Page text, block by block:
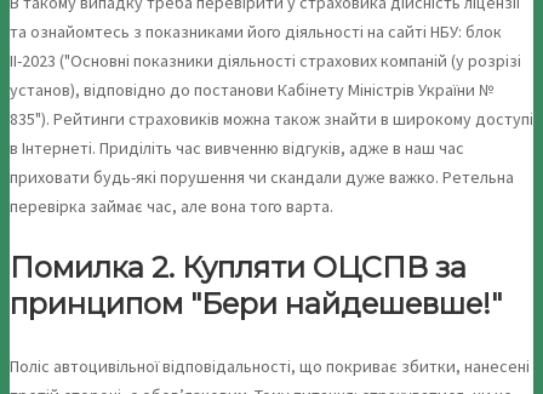
та ознайомтесь з показниками його діяльності на сайті НБУ: блок
ІІ-2023 ("Основні показники діяльності страхових компаній (у розрізі
установ), відповідно до постанови Кабінету Міністрів України №
835"). Рейтинги страховиків можна також знайти в широкому доступі
в Інтернеті. Приділіть час вивченню відгуків, адже в наш час
приховати будь-які порушення чи скандали дуже важко. Ретельна
перевірка займає час, але вона того варта.
Помилка 2. Купляти ОЦСПВ за
принципом "Бери найдешевше!"
Поліс автоцивільної відповідальності, що покриває збитки, нанесені